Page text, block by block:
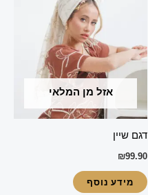
אזל מן המלאי
דגם שיין
₪99.90
מידע נוסף